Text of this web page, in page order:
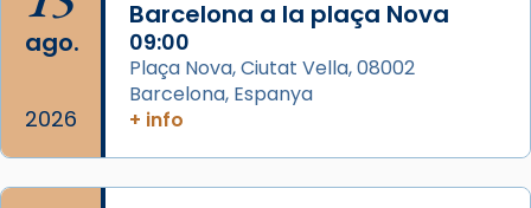
eterna”) són deixebles seves. I l’any 1667, el
frare Joan Gaspar Roig, afirma en una obra
que les santes són filles de l’antiga Iluro.
Mataró en reivindicarà les relíq
...
ago.
2026
Barcelona a la plaça Nova
09:00
Plaça Nova, Ciutat Vella, 08002
Barcelona, Espanya
+ info